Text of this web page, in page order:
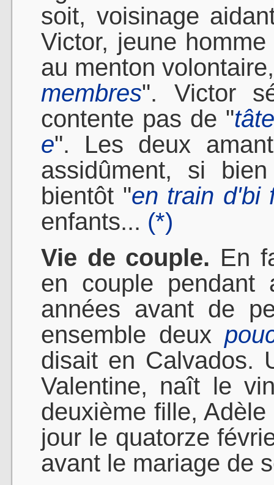
soit, voisinage
Victor, jeune
au menton
membres". Victor
contente pas de "
e". Les deux
assidûment, si
bientôt "en train d'bi
enfants... (*)
Vie de couple. En
en couple pendant
années avant de
ensemble deux
disait en Calvados.
Valentine, naît le
deuxième fille,
jour le quatorze
avant le mariage de